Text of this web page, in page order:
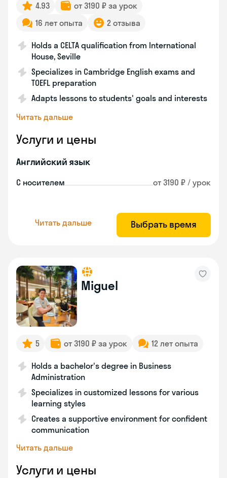
4.93
от 3190 ₽ за урок
16 лет опыта
2 отзыва
Holds a CELTA qualification from International
House, Seville
Specializes in Cambridge English exams and
TOEFL preparation
Adapts lessons to students' goals and interests
Читать дальше
Услуги и цены
Английский язык
С носителем от 3190 ₽ / урок
Читать дальше Выбрать время
Miguel
5 от 3190 ₽ за урок 12 лет опыта
Holds a bachelor's degree in Business
Administration
Specializes in customized lessons for various
learning styles
Creates a supportive environment for confident
communication
Читать дальше
Услуги и цены